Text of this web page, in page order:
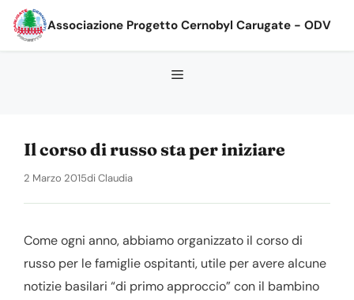
Associazione Progetto Cernobyl Carugate - ODV
Il corso di russo sta per iniziare
2 Marzo 2015diClaudia
Come ogni anno, abbiamo organizzato il corso di
russo per le famiglie ospitanti, utile per avere alcune
notizie basilari “di primo approccio” con il bambino